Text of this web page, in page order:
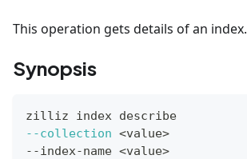
This operation gets details of an index.
Synopsis
zilliz index describe
--collection <value>
--index-name <value>